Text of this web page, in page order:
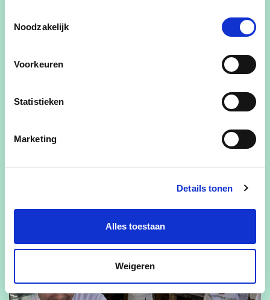
Noodzakelijk
Voorkeuren
Statistieken
Marketing
Details tonen
Alles toestaan
Weigeren